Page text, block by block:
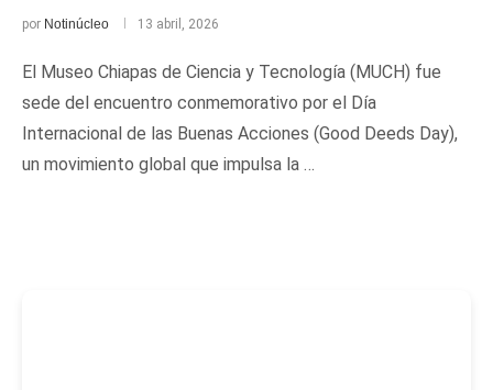
por Notinúcleo 13 abril, 2026
El Museo Chiapas de Ciencia y Tecnología (MUCH) fue
sede del encuentro conmemorativo por el Día
Internacional de las Buenas Acciones (Good Deeds Day),
un movimiento global que impulsa la …